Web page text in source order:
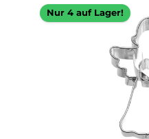
Nur 4 auf Lager!